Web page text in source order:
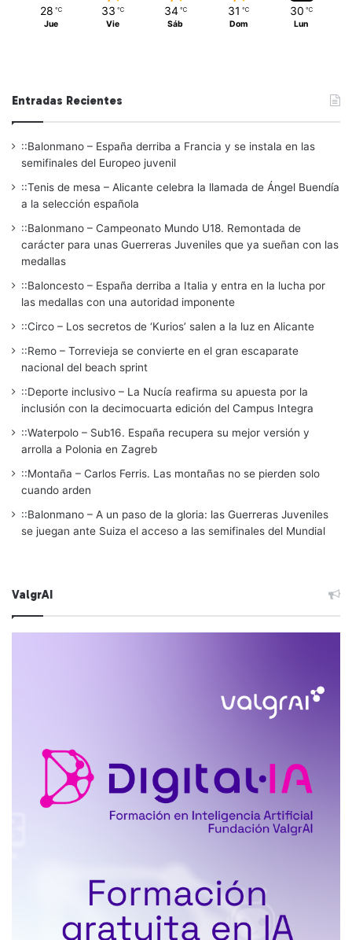
28 ℃
Jue
33 ℃
Vie
34 ℃
Sáb
31 ℃
Dom
30 ℃
Lun
Entradas Recientes
::Balonmano – España derriba a Francia y se instala en las
semifinales del Europeo juvenil
::Tenis de mesa – Alicante celebra la llamada de Ángel Buendía
a la selección española
::Balonmano – Campeonato Mundo U18. Remontada de
carácter para unas Guerreras Juveniles que ya sueñan con las
medallas
::Baloncesto – España derriba a Italia y entra en la lucha por
las medallas con una autoridad imponente
::Circo – Los secretos de ‘Kurios’ salen a la luz en Alicante
::Remo – Torrevieja se convierte en el gran escaparate
nacional del beach sprint
::Deporte inclusivo – La Nucía reafirma su apuesta por la
inclusión con la decimocuarta edición del Campus Integra
::Waterpolo – Sub16. España recupera su mejor versión y
arrolla a Polonia en Zagreb
::Montaña – Carlos Ferris. Las montañas no se pierden solo
cuando arden
::Balonmano – A un paso de la gloria: las Guerreras Juveniles
se juegan ante Suiza el acceso a las semifinales del Mundial
ValgrAI